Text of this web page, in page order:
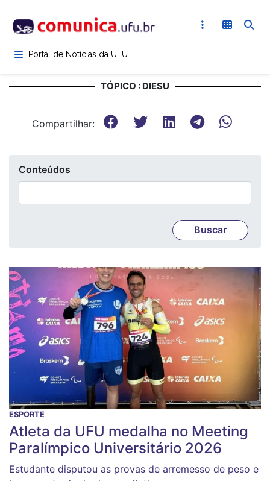
para
conteúdoPortal de Notícias da UFU
TÓPICO : DIESU
Compartilhar:
Conteúdos
ESPORTE
Atleta da UFU medalha no Meeting
Paralímpico Universitário 2026
Estudante disputou as provas de arremesso de peso e